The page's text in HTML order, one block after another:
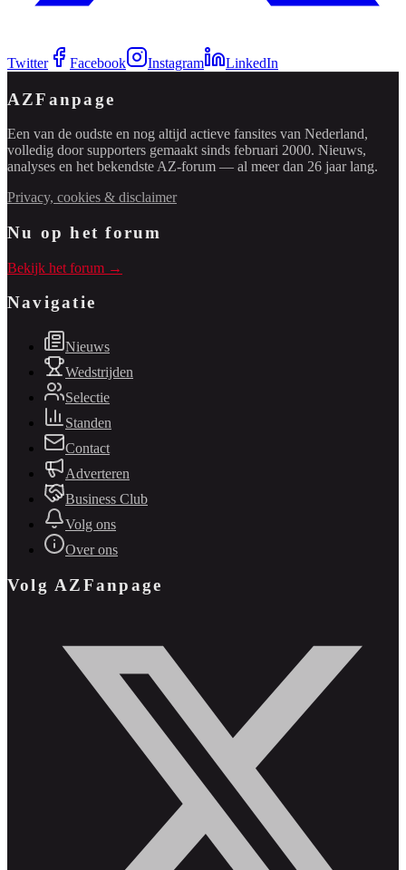
Twitter Facebook Instagram LinkedIn
AZFanpage
Een van de oudste en nog altijd actieve fansites van Nederland,
volledig door supporters gemaakt sinds februari 2000. Nieuws,
analyses en het bekendste AZ-forum — al meer dan 26 jaar lang.
Privacy, cookies & disclaimer
Nu op het forum
Bekijk het forum →
Navigatie
Nieuws
Wedstrijden
Selectie
Standen
Contact
Adverteren
Business Club
Volg ons
Over ons
Volg AZFanpage